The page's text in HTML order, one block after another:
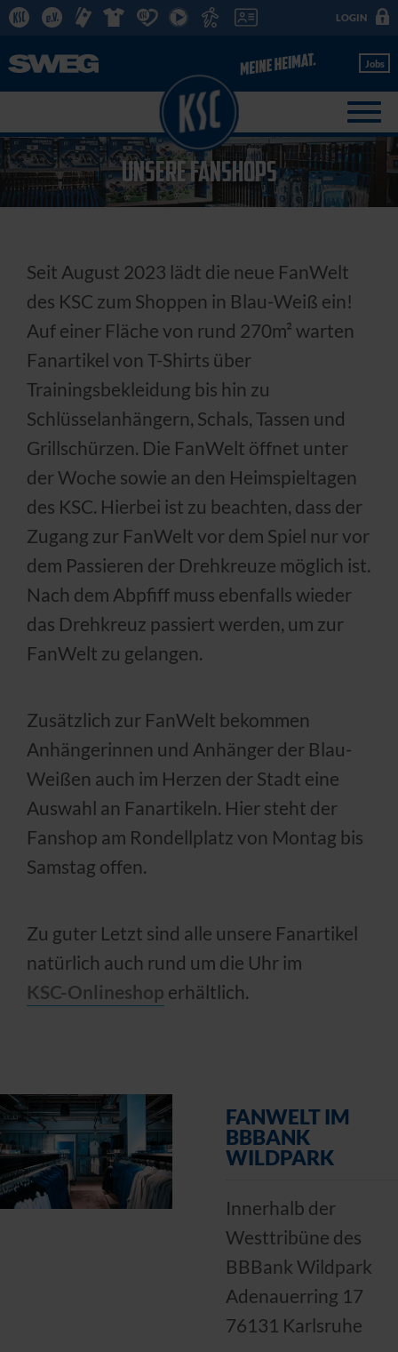
LOGIN
Jobs
UNSERE FANSHOPS
Seit August 2023 lädt die neue FanWelt
des KSC zum Shoppen in Blau-Weiß ein!
Auf einer Fläche von rund 270m² warten
Fanartikel von T-Shirts über
Trainingsbekleidung bis hin zu
Schlüsselanhängern, Schals, Tassen und
Grillschürzen. Die FanWelt öffnet unter
der Woche sowie an den Heimspieltagen
des KSC. Hierbei ist zu beachten, dass der
Zugang zur FanWelt vor dem Spiel nur vor
dem Passieren der Drehkreuze möglich ist.
Nach dem Abpfiff muss ebenfalls wieder
das Drehkreuz passiert werden, um zur
FanWelt zu gelangen.
Zusätzlich zur FanWelt bekommen
Anhängerinnen und Anhänger der Blau-
Weißen auch im Herzen der Stadt eine
Auswahl an Fanartikeln. Hier steht der
Fanshop am Rondellplatz von Montag bis
Samstag offen.
Zu guter Letzt sind alle unsere Fanartikel
natürlich auch rund um die Uhr im
KSC-Onlineshop erhältlich.
FANWELT IM
BBBANK
WILDPARK
Innerhalb der
Westtribüne des
BBBank Wildpark
Adenauerring 17
76131 Karlsruhe